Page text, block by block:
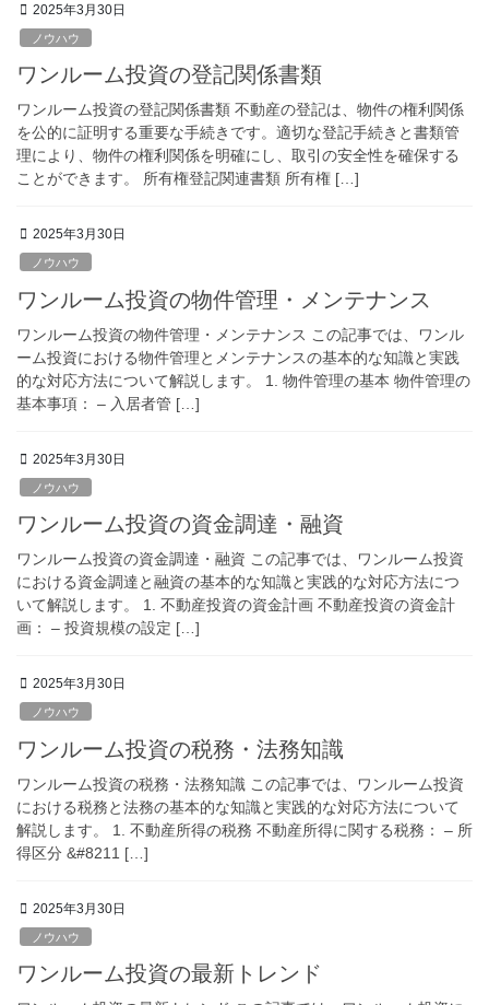
2025年3月30日
ノウハウ
ワンルーム投資の登記関係書類
ワンルーム投資の登記関係書類 不動産の登記は、物件の権利関係
を公的に証明する重要な手続きです。適切な登記手続きと書類管
理により、物件の権利関係を明確にし、取引の安全性を確保する
ことができます。 所有権登記関連書類 所有権 […]
2025年3月30日
ノウハウ
ワンルーム投資の物件管理・メンテナンス
ワンルーム投資の物件管理・メンテナンス この記事では、ワンル
ーム投資における物件管理とメンテナンスの基本的な知識と実践
的な対応方法について解説します。 1. 物件管理の基本 物件管理の
基本事項： – 入居者管 […]
2025年3月30日
ノウハウ
ワンルーム投資の資金調達・融資
ワンルーム投資の資金調達・融資 この記事では、ワンルーム投資
における資金調達と融資の基本的な知識と実践的な対応方法につ
いて解説します。 1. 不動産投資の資金計画 不動産投資の資金計
画： – 投資規模の設定 […]
2025年3月30日
ノウハウ
ワンルーム投資の税務・法務知識
ワンルーム投資の税務・法務知識 この記事では、ワンルーム投資
における税務と法務の基本的な知識と実践的な対応方法について
解説します。 1. 不動産所得の税務 不動産所得に関する税務： – 所
得区分 &#8211 […]
2025年3月30日
ノウハウ
ワンルーム投資の最新トレンド